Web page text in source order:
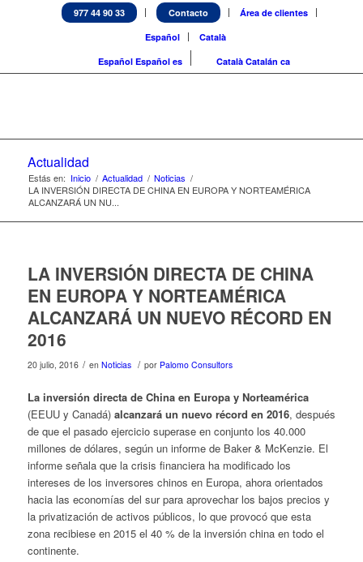
977 44 90 33 Contacto
Área de clientes
Español
Català
Español Español es Català Catalán ca
Actualidad
Estás en: Inicio / Actualidad / Noticias /
LA INVERSIÓN DIRECTA DE CHINA EN EUROPA Y NORTEAMÉRICA
ALCANZARÁ UN NU...
LA INVERSIÓN DIRECTA DE CHINA
EN EUROPA Y NORTEAMÉRICA
ALCANZARÁ UN NUEVO RÉCORD EN
2016
20 julio, 2016 / en Noticias / por Palomo Consultors
La inversión directa de China en Europa y Norteamérica
(EEUU y Canadá) alcanzará un nuevo récord en 2016, después
de que el pasado ejercicio superase en conjunto los 40.000
millones de dólares, según un informe de Baker & McKenzie. El
informe señala que la crisis financiera ha modificado los
intereses de los inversores chinos en Europa, ahora orientados
hacia las economías del sur para aprovechar los bajos precios y
la privatización de activos públicos, lo que provocó que esta
zona recibiese en 2015 el 40 % de la inversión china en todo el
continente.